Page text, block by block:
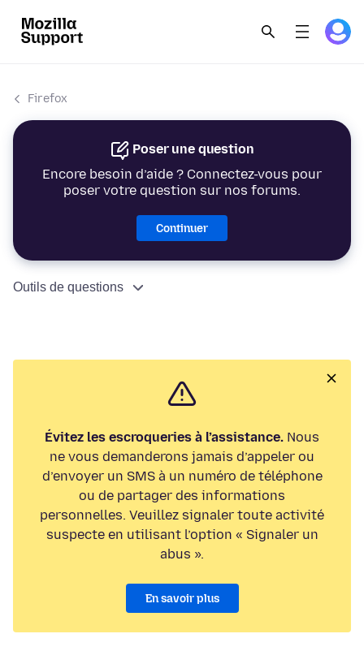
Firefox
Poser une question
Encore besoin d’aide ? Connectez-vous pour
poser votre question sur nos forums.
Continuer
Outils de questions
Évitez les escroqueries à l’assistance. Nous
ne vous demanderons jamais d’appeler ou
d’envoyer un SMS à un numéro de téléphone
ou de partager des informations
personnelles. Veuillez signaler toute activité
suspecte en utilisant l’option « Signaler un
abus ».
En savoir plus